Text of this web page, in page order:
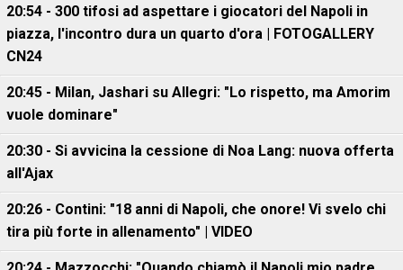
20:54 - 300 tifosi ad aspettare i giocatori del Napoli in
piazza, l'incontro dura un quarto d'ora | FOTOGALLERY
CN24
20:45 - Milan, Jashari su Allegri: "Lo rispetto, ma Amorim
vuole dominare"
20:30 - Si avvicina la cessione di Noa Lang: nuova offerta
all'Ajax
20:26 - Contini: "18 anni di Napoli, che onore! Vi svelo chi
tira più forte in allenamento" | VIDEO